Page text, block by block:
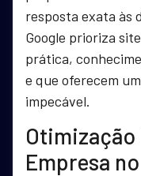
resposta exata às
Google prioriza
prática,
e que oferecem
impecável.
Empresa